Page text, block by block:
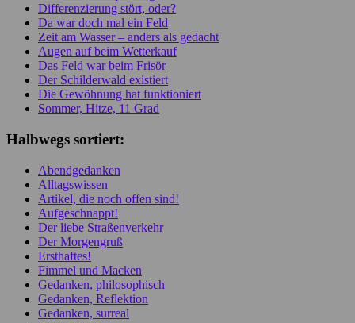
Differenzierung stört, oder?
Da war doch mal ein Feld
Zeit am Wasser – anders als gedacht
Augen auf beim Wetterkauf
Das Feld war beim Frisör
Der Schilderwald existiert
Die Gewöhnung hat funktioniert
Sommer, Hitze, 11 Grad
Halbwegs sortiert:
Abendgedanken
Alltagswissen
Artikel, die noch offen sind!
Aufgeschnappt!
Der liebe Straßenverkehr
Der Morgengruß
Ersthaftes!
Fimmel und Macken
Gedanken, philosophisch
Gedanken, Reflektion
Gedanken, surreal